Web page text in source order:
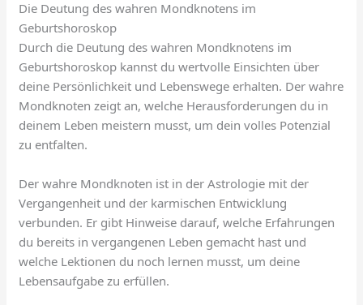
Die Deutung des wahren Mondknotens im
Geburtshoroskop
Durch die Deutung des wahren Mondknotens im
Geburtshoroskop kannst du wertvolle Einsichten über
deine Persönlichkeit und Lebenswege erhalten. Der wahre
Mondknoten zeigt an, welche Herausforderungen du in
deinem Leben meistern musst, um dein volles Potenzial
zu entfalten.
Der wahre Mondknoten ist in der Astrologie mit der
Vergangenheit und der karmischen Entwicklung
verbunden. Er gibt Hinweise darauf, welche Erfahrungen
du bereits in vergangenen Leben gemacht hast und
welche Lektionen du noch lernen musst, um deine
Lebensaufgabe zu erfüllen.